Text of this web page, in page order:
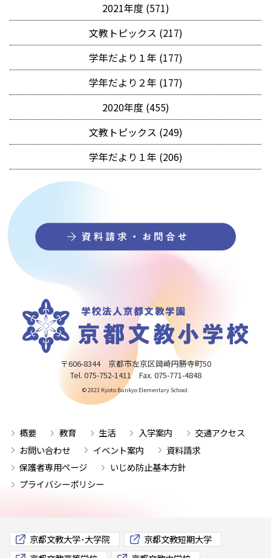
2021年度 (571)
文教トピックス (217)
学年だより１年 (177)
学年だより２年 (177)
2020年度 (455)
文教トピックス (249)
学年だより１年 (206)
〒606-8344 京都市左京区岡崎円勝寺町50
Tel. 075-752-1411 Fax. 075-771-4848
© 2023 Kyoto Bunkyo Elementary School.
概要 教育 生活 入学案内
交通アクセス
お問い合わせ
イベント案内
資料請求
保護者専用ページ
いじめ防止基本方針
プライバシーポリシー
京都文教大学･大学院
京都文教短期大学